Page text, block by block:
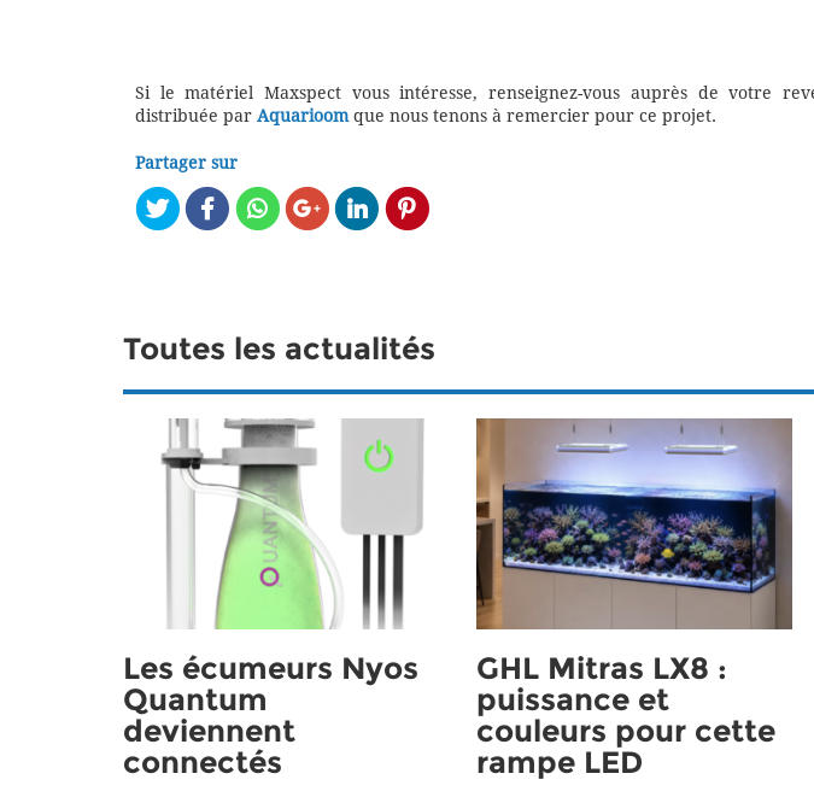
Si le matériel Maxspect vous intéresse, renseignez-vous auprès de votre
distribuée par Aquarioomque nous tenons à remercier pour ce projet.
Partager sur
Toutes les actualités
Les écumeurs Nyos
Quantum
deviennent
connectés
GHL Mitras LX8 :
puissance et
couleurs pour cette
rampe LED